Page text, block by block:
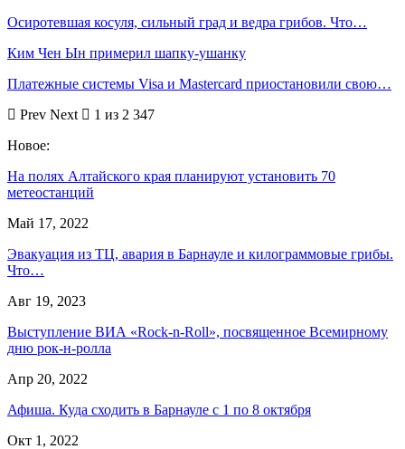
Осиротевшая косуля, сильный град и ведра грибов. Что…
Ким Чен Ын примерил шапку-ушанку
Платежные системы Visa и Mastercard приостановили свою…
Prev Next
1 из 2 347
Новое:
На полях Алтайского края планируют установить 70
метеостанций
Май 17, 2022
Эвакуация из ТЦ, авария в Барнауле и килограммовые грибы.
Что…
Авг 19, 2023
Выступление ВИА «Rock-n-Roll», посвященное Всемирному
дню рок-н-ролла
Апр 20, 2022
Афиша. Куда сходить в Барнауле с 1 по 8 октября
Окт 1, 2022